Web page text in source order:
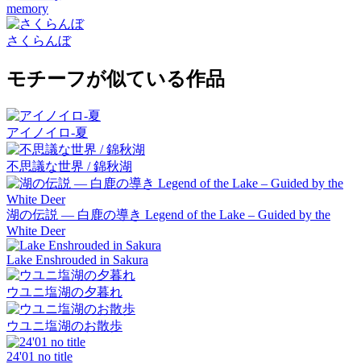
memory
さくらんぼ
モチーフが似ている作品
アイノイロ-夏
不思議な世界 / 錦秋湖
湖の伝説 ― 白鹿の導き Legend of the Lake – Guided by the
White Deer
Lake Enshrouded in Sakura
ウユニ塩湖の夕暮れ
ウユニ塩湖のお散歩
24'01 no title